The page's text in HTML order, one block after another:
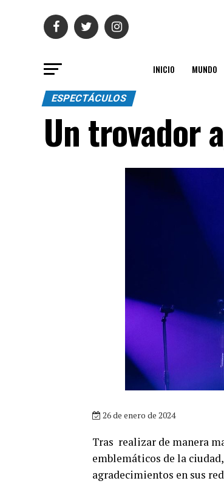
INICIO MUNDO
ESPECTÁCULOS
Un trovador
26 de enero de 2024
Tras realizar de manera
emblemáticos de la
agradecimientos en sus